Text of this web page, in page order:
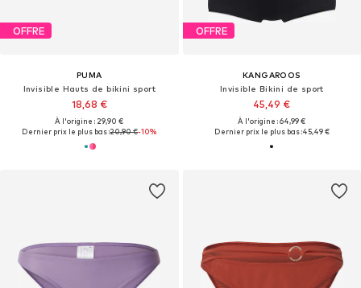
OFFRE
PUMA
Invisible Hauts de bikini sport
18,68 €
À l'origine : 29,90 €
Dernier prix le plus bas :20,90 €-10%
OFFRE
KANGAROOS
Invisible Bikini de sport
45,49 €
À l'origine : 64,99 €
Dernier prix le plus bas :45,49 €